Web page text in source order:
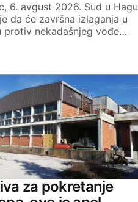
sa
6. avgust 2026. Sud u Hagu
da će završna izlaganja u
protiv nekadašnjeg vođe…
za pokretanje